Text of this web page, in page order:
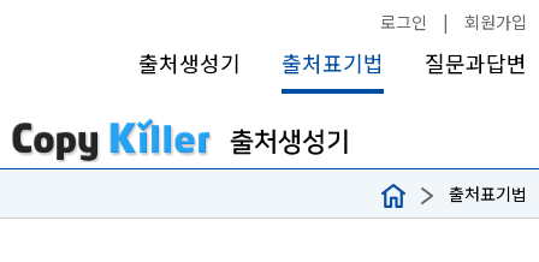
로그인 | 회원가입
출처생성기 출처표기법 질문과답변
출처표기법